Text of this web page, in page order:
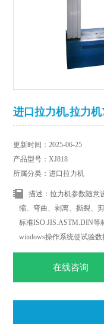
进口拉力机,拉力机
更新时间：2025-06-25
产品型号：XJ818
所属分类：进口拉力机
描述：拉力机参数随意
缩、弯曲、剥离、撕裂、
标准ISO.JIS.ASTM.DIN等
windows操作系统使试验
线操作更加简便.轻松.随
等全电子显示监控.
在线咨询